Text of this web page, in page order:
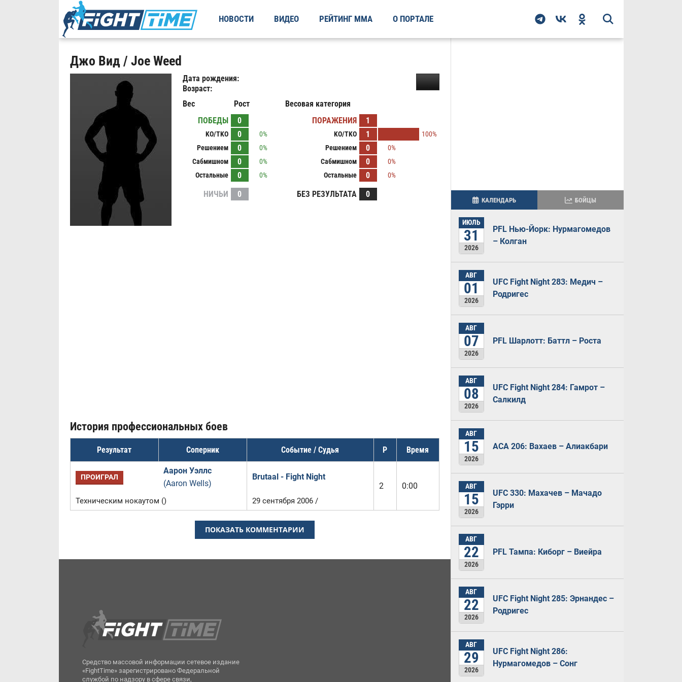
НОВОСТИ ВИДЕО РЕЙТИНГ ММА О ПОРТАЛЕ
Джо Вид / Joe Weed
Дата рождения:
Возраст:
Вес
Рост
Весовая категория
ПОБЕДЫ
0
KO/TKO 0
0%
Решением
0
0%
Сабмишном
0
0%
Остальные
0 0%
ПОРАЖЕНИЯ 1
KO/TKO 1
100%
Решением
0
0%
Сабмишном
0
0%
Остальные
0 0%
НИЧЬИ 0 БЕЗ РЕЗУЛЬТАТА 0
История профессиональных боев
Результат Соперник Событие / Судья Р Время
ПРОИГРАЛ
Аарон Уэллс
(Aaron Wells)
Brutaal - Fight Night
2
0:00
Техническим нокаутом () 29 сентября 2006 /
ПОКАЗАТЬ КОММЕНТАРИИ
КАЛЕНДАРЬ БОЙЦЫ
ИЮЛЬ
31
2026
PFL Нью-Йорк: Нурмагомедов
– Колган
АВГ
01
2026
UFC Fight Night 283: Медич –
Родригес
АВГ
07
2026
PFL Шарлотт: Баттл – Роста
АВГ
08
2026
UFC Fight Night 284: Гамрот –
Салкилд
АВГ
15
2026
ACA 206: Вахаев – Алиакбари
АВГ
15
2026
UFC 330: Махачев – Мачадо
Гэрри
АВГ
22
2026
PFL Тампа: Киборг – Виейра
АВГ
22
2026
UFC Fight Night 285: Эрнандес –
Родригес
АВГ
29
2026
UFC Fight Night 286:
Нурмагомедов – Сонг
Средство массовой информации сетевое издание
«FightTime» зарегистрировано Федеральной
службой по надзору в сфере связи,